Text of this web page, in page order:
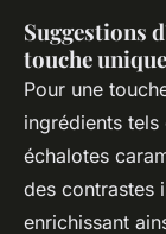
Suggestions
touche unique
Pour une
ingrédients
échalotes
des contrastes
enrichissant